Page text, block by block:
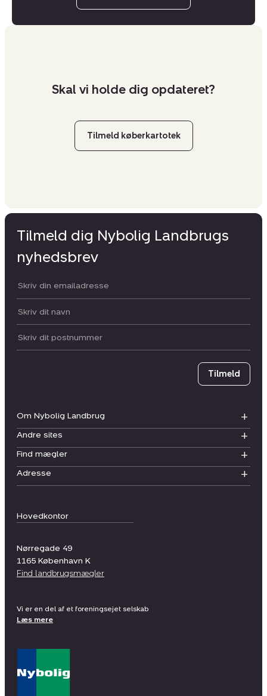
Skal vi holde dig opdateret?
Tilmeld køberkartotek
Hovedkontor
Nørregade 49
1165 København K
Find landbrugsmægler
Om Nybolig Landbrug
Andre sites
Find mægler
Adresse
Tilmeld dig Nybolig Landbrugs
nyhedsbrev
Din email:
Dit navn:
Postnummer
Tilmeld
Vi er en del af et foreningsejet selskab
Læs mere